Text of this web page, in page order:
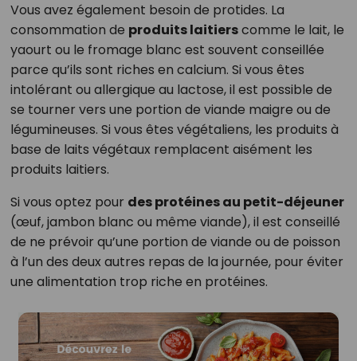
Vous avez également besoin de protides. La
consommation de produits laitierscomme le lait, le
yaourt ou le fromage blanc est souvent conseillée
parce qu’ils sont riches en calcium. Si vous êtes
intolérant ou allergique au lactose, il est possible de
se tourner vers une portion de viande maigre ou de
légumineuses. Si vous êtes végétaliens, les produits à
base de laits végétaux remplacent aisément les
produits laitiers.
Si vous optez pour des protéines au petit-déjeuner
(œuf, jambon blanc ou même viande), il est conseillé
de ne prévoir qu’une portion de viande ou de poisson
à l’un des deux autres repas de la journée, pour éviter
une alimentation trop riche en protéines.